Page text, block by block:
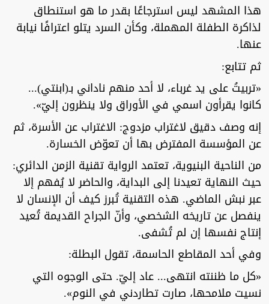
هذا المشهد ليس استرجاعًا بقدر ما هو استنطاق
لذاكرة الطفلة المهملة، وكأن السرد يتلو اعترافًا نيابة
عنها.
ثم تتابع:
«تربيتُ على يد غرباء، لا أحد منهم ناداني بـ(ابنتي)...
كانوا يقرأون اسمي في الأوراق ولا ينظرون إليّ».
إنه وصف دقيق لاغتراب مزدوج: الاغتراب عن الأسرة، ثم
عن المؤسسة المفترض بها أن تعوّض الخسارة.
من الناحية البنيوية، تعتمد الرواية تقنية الزمن الدائري:
حيث النهاية تعيدنا إلى البداية، والحاضر لا يُفهم إلا
عبر نبش الماضي. هذه التقنية تُبرز كيف أن الإنسان لا
ينفصل عن تاريخه الشخصي، وأنّ الجراح القديمة تُعيد
إنتاج نفسها إن لم تُشفى.
وفي أحد المقاطع الحاسمة، تقول البطلة:
«كل ما ظننته انتهى... عاد إليّ. حتى الوجوه التي
نسيت ملامحها، صارت تطاردني في النوم».